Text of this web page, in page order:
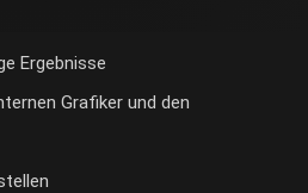
Ergebnisse
Grafiker und den